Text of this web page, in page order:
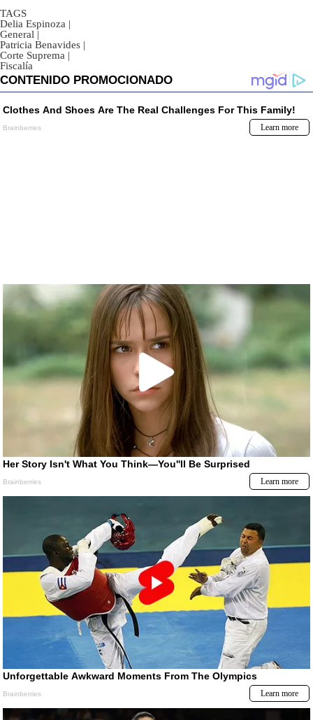
TAGS
Delia Espinoza |
General |
Patricia Benavides |
Corte Suprema |
Fiscalía